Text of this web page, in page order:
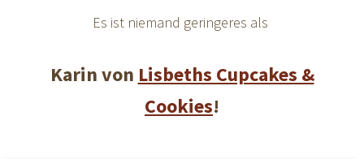
Es ist niemand geringeres als
Karin von Lisbeths Cupcakes &
Cookies!